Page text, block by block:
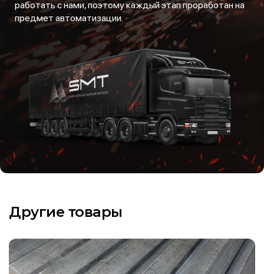
работать с нами, поэтому каждый этап проработан на
предмет автоматизации.
Другие товары